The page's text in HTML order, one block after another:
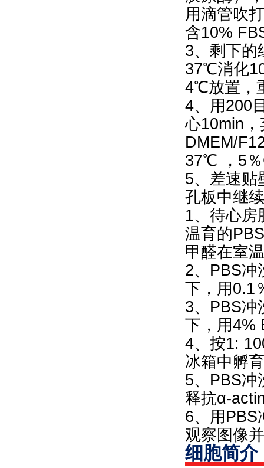
用滴管吹
含10%
3、剩下的
37℃消化
4℃放置，
4、用200
心10min
DMEM/
37℃ ，5
5、差速贴
孔板中继
1、待心房
温育的
甲醛在室
2、PBS
下，用0.1
3、PBS冲
下，用4%
4、按1:
冰箱中孵
5、PBS冲
释抗α-
6、用PBS
观察图像
细胞简介